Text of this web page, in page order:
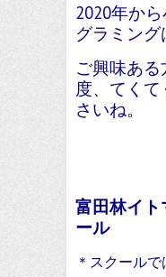
2020年か
グラミング
ご興味あ
度、てく
さいね。
富田林イト
ール
＊スクール